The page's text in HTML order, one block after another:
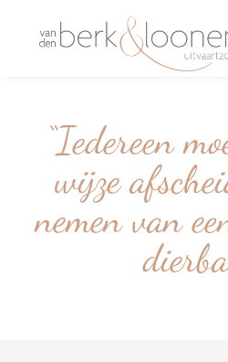
“Iedereen
wijze
nemen van